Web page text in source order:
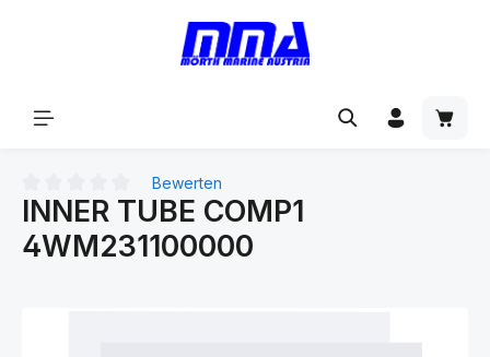
Durchschnittliche Bewertung von 0 von 5 Sternen
Bewerten
INNER TUBE COMP1
4WM231100000